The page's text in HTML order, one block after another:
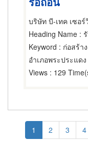
บริษัท บี-เทค เซอร์
Heading Name :
Keyword : ก่อสร้า
อำเภอพระประแดง
Views : 129
Pagination
Current
page
1 Page
2 Page
3 4